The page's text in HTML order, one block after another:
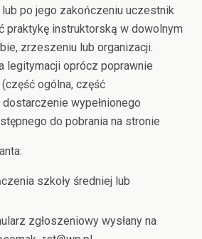
po jego zakończeniu uczestnik
praktykę instruktorską w dowolnym
zrzeszeniu lub organizacji.
legitymacji oprócz poprawnie
ogólna, część
wypełnionego
do pobrania na stronie
szkoły średniej lub
zgłoszeniowy wysłany na